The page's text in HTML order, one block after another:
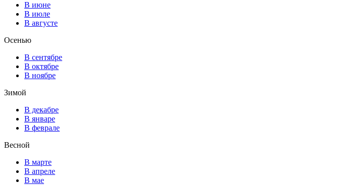
В июне
В июле
В августе
Осенью
В сентябре
В октябре
В ноябре
Зимой
В декабре
В январе
В феврале
Весной
В марте
В апреле
В мае